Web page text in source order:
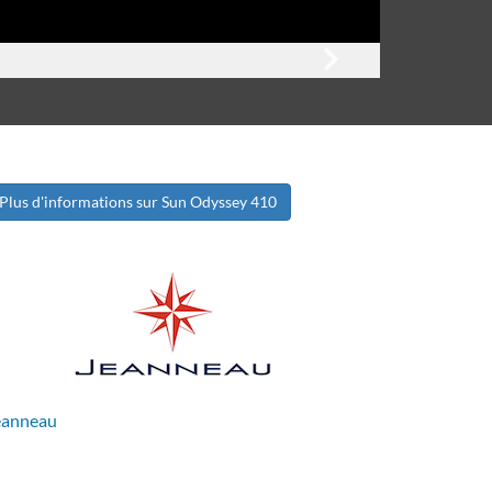
Plus d'informations sur Sun Odyssey 410